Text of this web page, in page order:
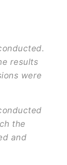
results
were
the
and